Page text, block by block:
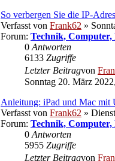
So verbergen Sie die IP-
Verfasst von Frank62 »
Forum: Technik, Computer,
0 Antworten
6133 Zugriffe
Letzter Beitragvon
Sonntag 20. März
Anleitung: iPad und Mac mit
Verfasst von Frank62 »
Forum: Technik, Computer,
0 Antworten
5955 Zugriffe
Letzter Beitragvon